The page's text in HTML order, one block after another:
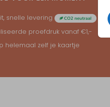
snelle levering
proefdrukvanaf €1,-
helemaal zelf je kaartje